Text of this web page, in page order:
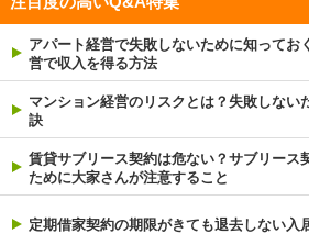
アパート経営で失敗しないために知ってお
営で収入を得る方法
マンション経営のリスクとは？失敗しない
訣
賃貸サブリース契約は危ない？サブリース
ために大家さんが注意すること
定期借家契約の期限がきても退去しない入